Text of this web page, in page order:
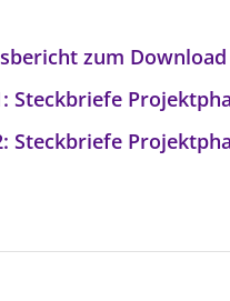
zum Download
Steckbriefe
Steckbriefe